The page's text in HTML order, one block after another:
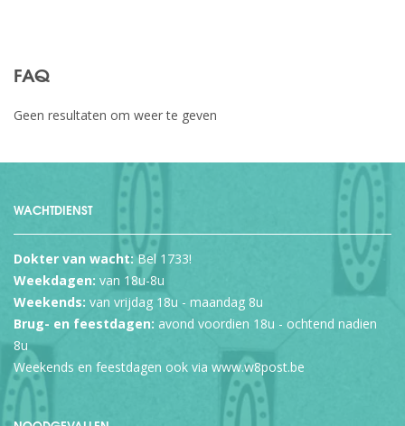
FAQ
Geen resultaten om weer te geven
WACHTDIENST
Dokter van wacht:Bel 1733!
Weekdagen: van 18u-8u
Weekends: van vrijdag 18u - maandag 8u
Brug- en feestdagen: avond voordien 18u - ochtend nadien
8u
Weekends en feestdagen ook via www.w8post.be